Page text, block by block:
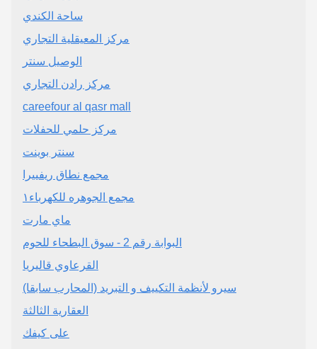
ساحة الكندي
مركز المعيقلية التجاري
الوصيل سنتر
مركز رادن التجاري
careefour al qasr mall
مركز حلمي للحفلات
سنتر بوينت
مجمع نطاق ريفييرا
مجمع الجوهره للكهرباء١
ماي مارت
البوابة رقم 2 - سوق البطحاء للحوم
القرعاوي قاليريا
سيرو لأنظمة التكييف و التبريد (المحارب سابقا)
العقارية الثالثة
على كيفك